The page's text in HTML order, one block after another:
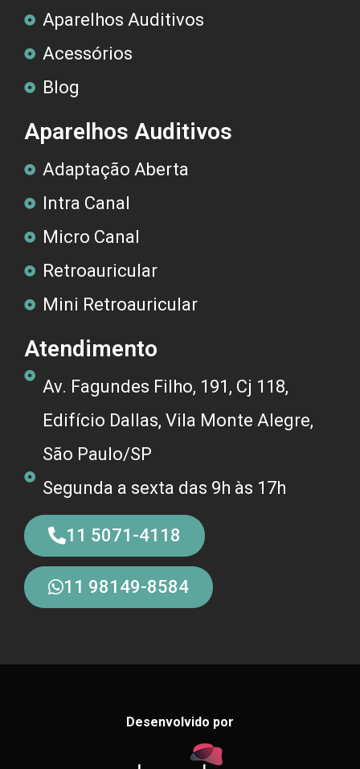
Aparelhos Auditivos
Acessórios
Blog
Aparelhos Auditivos
Adaptação Aberta
Intra Canal
Micro Canal
Retroauricular
Mini Retroauricular
Atendimento
Av. Fagundes Filho, 191, Cj 118,
Edifício Dallas, Vila Monte Alegre,
São Paulo/SP
Segunda a sexta das 9h às 17h
11 5071-4118
11 98149-8584
Desenvolvido por